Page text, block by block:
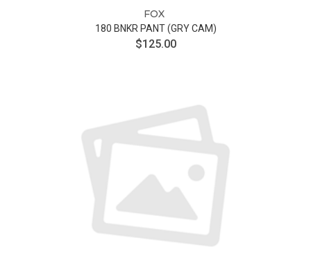
FOX
180 BNKR PANT (GRY CAM)
$125.00